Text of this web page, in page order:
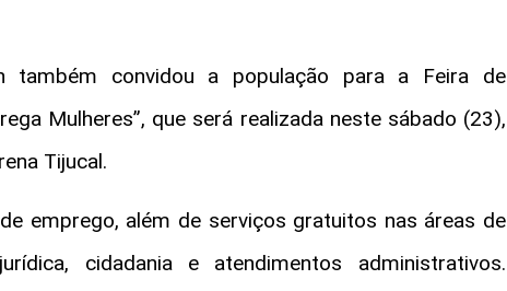
também convidou a população para a Feira de
Mulheres”, que será realizada neste sábado (23),
Tijucal.
emprego, além de serviços gratuitos nas áreas de
cidadania e atendimentos administrativos.